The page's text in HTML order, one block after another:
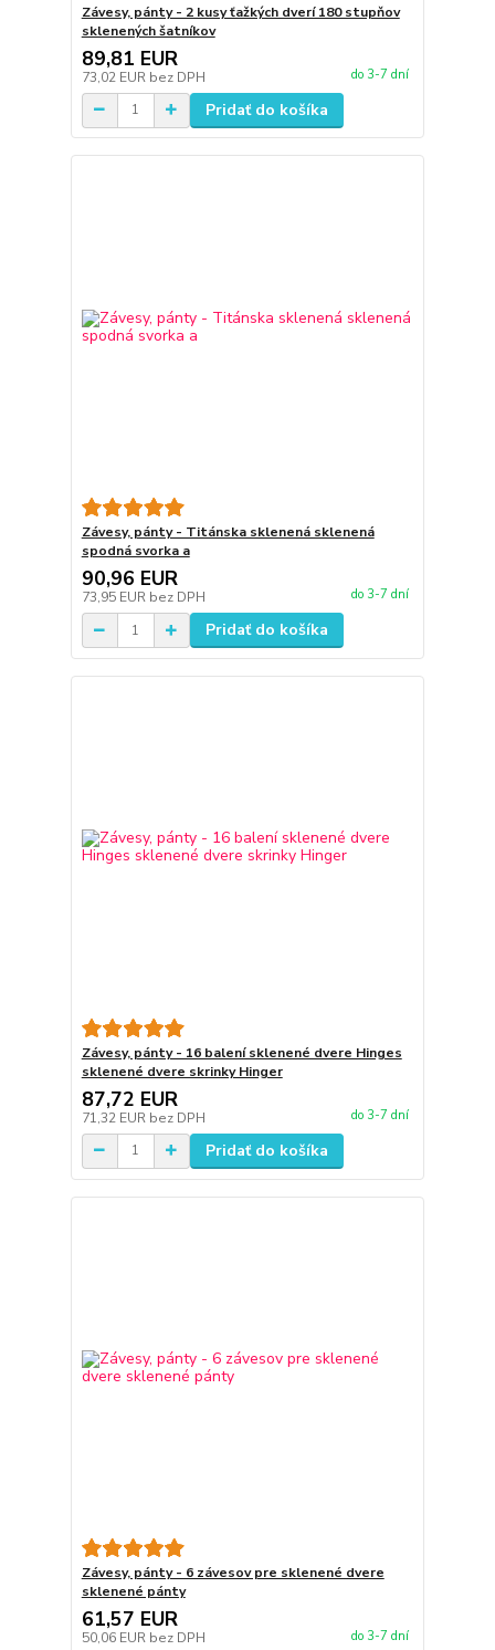
Závesy, pánty - 2 kusy ťažkých dverí 180 stupňov
sklenených šatníkov
89,81 EUR
73,02 EUR bez DPH do 3-7 dní
Pridať do košíka
Závesy, pánty - Titánska sklenená sklenená
spodná svorka a
90,96 EUR
73,95 EUR bez DPH do 3-7 dní
Pridať do košíka
Závesy, pánty - 16 balení sklenené dvere Hinges
sklenené dvere skrinky Hinger
87,72 EUR
71,32 EUR bez DPH do 3-7 dní
Pridať do košíka
Závesy, pánty - 6 závesov pre sklenené dvere
sklenené pánty
61,57 EUR
50,06 EUR bez DPH do 3-7 dní